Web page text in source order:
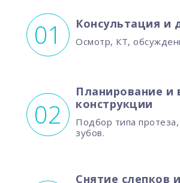
Консультация и
Осмотр, КТ,
Планирование и
конструкции
Подбор типа
зубов.
Снятие слепков